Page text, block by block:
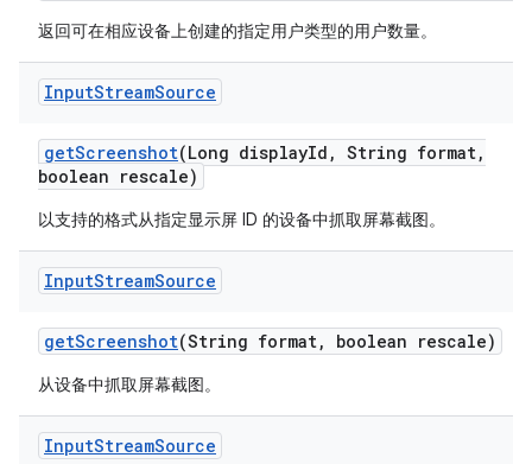
返回可在相应设备上创建的指定用户类型的用户数量。
InputStreamSource
getScreenshot(Long displayId , String format,
boolean rescale)
以支持的格式从指定显示屏 ID 的设备中抓取屏幕截图。
InputStreamSource
getScreenshot(String format, boolean rescale)
从设备中抓取屏幕截图。
InputStreamSource